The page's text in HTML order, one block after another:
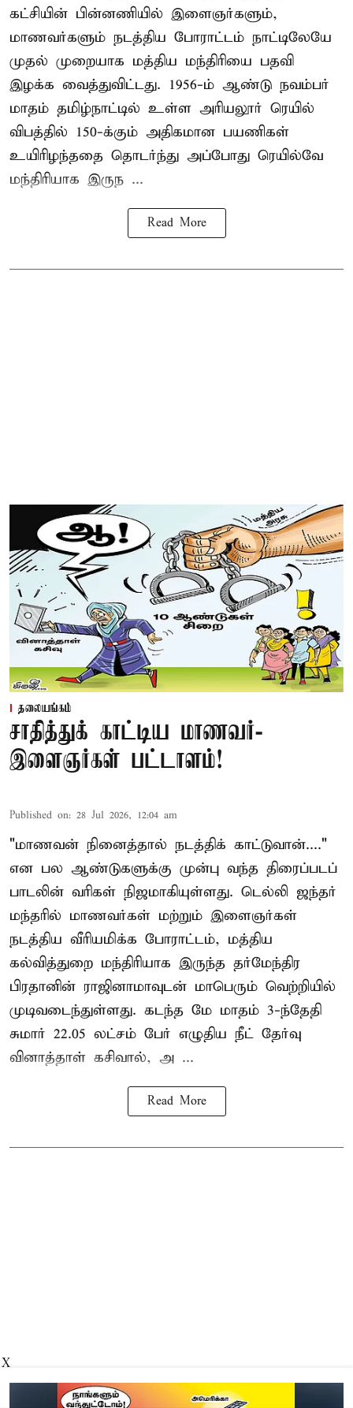
கட்சியின் பின்னணியில் இளைஞர்களும்,
மாணவர்களும் நடத்திய போராட்டம் நாட்டிலேயே
முதல் முறையாக மத்திய மந்திரியை பதவி
இழக்க வைத்துவிட்டது. 1956-ம் ஆண்டு நவம்பர்
மாதம் தமிழ்நாட்டில் உள்ள அரியலூர் ரெயில்
விபத்தில் 150-க்கும் அதிகமான பயணிகள்
உயிரிழந்ததை தொடர்ந்து அப்போது ரெயில்வே
மந்திரியாக இருந ...
Read More
தலையங்கம்
சாதித்துக் காட்டிய மாணவர்-
இளைஞர்கள் பட்டாளம்!
Published on: 28 Jul 2026, 12:04 am
"மாணவன் நினைத்தால் நடத்திக் காட்டுவான்...."
என பல ஆண்டுகளுக்கு முன்பு வந்த திரைப்படப்
பாடலின் வரிகள் நிஜமாகியுள்ளது. டெல்லி ஜந்தர்
மந்தரில் மாணவர்கள் மற்றும் இளைஞர்கள்
நடத்திய வீரியமிக்க போராட்டம், மத்திய
கல்வித்துறை மந்திரியாக இருந்த தர்மேந்திர
பிரதானின் ராஜினாமாவுடன் மாபெரும் வெற்றியில்
முடிவடைந்துள்ளது. கடந்த மே மாதம் 3-ந்தேதி
சுமார் 22.05 லட்சம் பேர் எழுதிய நீட் தேர்வு
வினாத்தாள் கசிவால், அ ...
Read More
X